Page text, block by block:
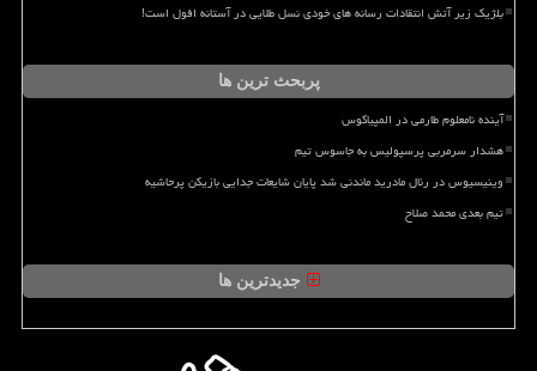
بلژیک زیر آتش انتقادات رسانه های خودی نسل طلایی در آستانه افول است!
پربحث ترین ها
آینده نامعلوم طارمی در المپیاکوس
هشدار سرمربی پرسپولیس به جاسوس تیم
وینیسیوس در رئال مادرید ماندنی شد پایان شایعات جدایی بازیکن پرحاشیه
تیم بعدی محمد صلاح
جدیدترین ها